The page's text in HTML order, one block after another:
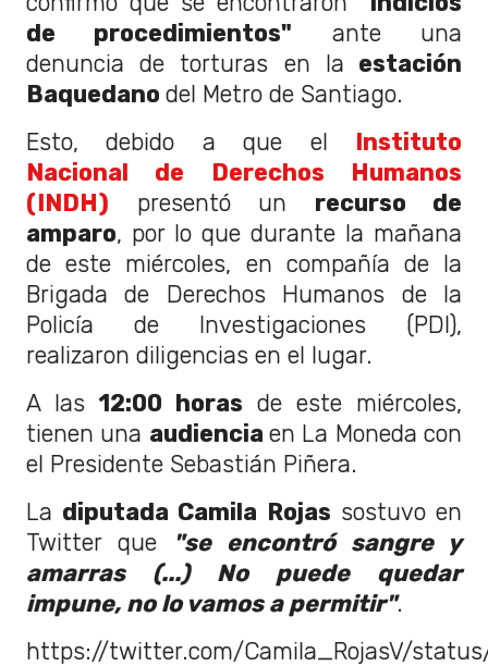
de procedimientos" ante una
denuncia de torturas en la estación
Baquedano del Metro de Santiago.
Esto, debido a que el Instituto
Nacional de Derechos Humanos
(INDH) presentó un recurso de
amparo, por lo que durante la mañana
de este miércoles, en compañía de la
Brigada de Derechos Humanos de la
Policía de Investigaciones (PDI),
realizaron diligencias en el lugar.
A las12:00 horas de este miércoles,
tienen una audienciaen La Moneda con
el Presidente Sebastián Piñera.
La diputada Camila Rojas sostuvo en
Twitter que
"se encontró sangre y
amarras (...) No puede quedar
impune, no lo vamos a permitir".
https://twitter.com/Camila_RojasV/